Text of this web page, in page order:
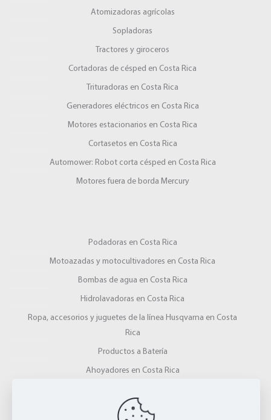
Atomizadoras agrícolas
Sopladoras
Tractores y giroceros
Cortadoras de césped en Costa Rica
Trituradoras en Costa Rica
Generadores eléctricos en Costa Rica
Motores estacionarios en Costa Rica
Cortasetos en Costa Rica
Automower: Robot corta césped en Costa Rica
Motores fuera de borda Mercury
Podadoras en Costa Rica
Motoazadas y motocultivadores en Costa Rica
Bombas de agua en Costa Rica
Hidrolavadoras en Costa Rica
Ropa, accesorios y juguetes de la línea Husqvarna en Costa
Rica
Productos a Batería
Ahoyadores en Costa Rica
Picadoras y Ensiladoras en Costa Rica